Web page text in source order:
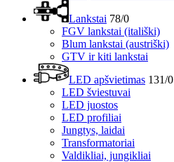
Lankstai 78/0
FGV lankstai (itališki)
Blum lankstai (austriški)
GTV ir kiti lankstai
LED apšvietimas 131/0
LED šviestuvai
LED juostos
LED profiliai
Jungtys, laidai
Transformatoriai
Valdikliai, jungikliai